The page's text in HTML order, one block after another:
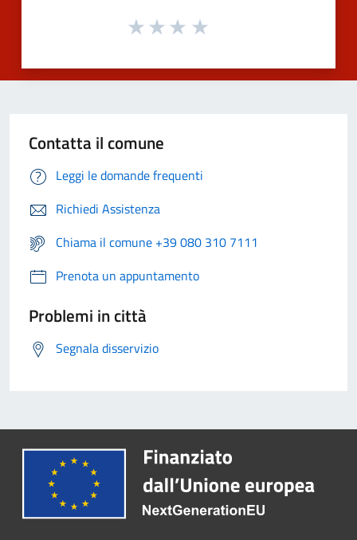
Contatta il comune
Leggi le domande frequenti
Richiedi Assistenza
Chiama il comune +39 080 310 7111
Prenota un appuntamento
Problemi in città
Segnala disservizio